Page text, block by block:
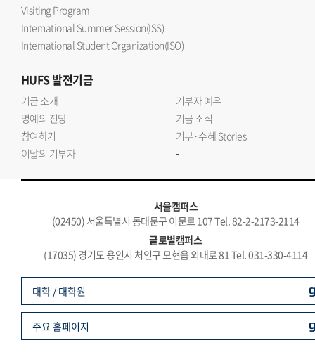
Visiting Program
International Summer Session(ISS)
International Student Organization(ISO)
HUFS발전기금
기금 소개
기부자 예우
명예의 전당
기금 소식
참여하기
기부·수혜 Stories
이달의 기부자
-
서울캠퍼스
(02450) 서울특별시 동대문구 이문로 107 Tel. 82-2-2173-2114
글로벌캠퍼스
(17035) 경기도 용인시 처인구 모현읍 외대로 81 Tel. 031-330-4114
대학 / 대학원
주요 홈페이지